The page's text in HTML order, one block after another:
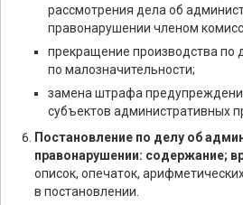
рассмотрения дела об
правонарушении членом
прекращение производства по
по малозначительности;
замена штрафа
субъектов административных
Постановление по делу об
правонарушении: содержание;
описок, опечаток,
в постановлении.